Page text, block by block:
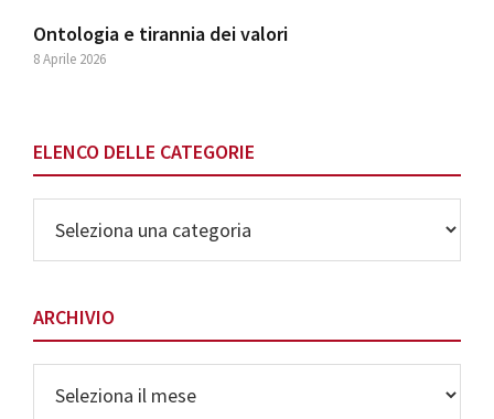
Ontologia e tirannia dei valori
8 Aprile 2026
ELENCO DELLE CATEGORIE
delle
Categorie
ARCHIVIO